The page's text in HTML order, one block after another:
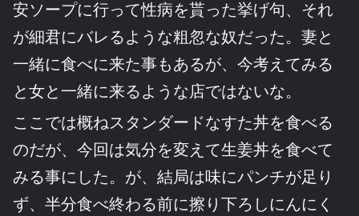
安ソープに行って性病を貰った挙げ句、それ
が細君にバレるような粗忽な奴だった。妻と
一緒に食べに来た事もあるが、今考えてみる
と女と一緒に来るような店ではないな。
ここでは概ねスタンダードなすた丼を食べる
のだが、今回は気分を変えて生姜丼を食べて
みる事にした。が、結局は味にパンチが足り
ず、半分食べ終わる前に擦り下ろしにんにく